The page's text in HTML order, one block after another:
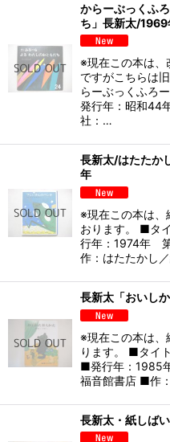
からーぶっくふ
ち」長新太/1969
※現在この本は、
ですがこちらは
らーぶっくふろ
発行年：昭和44
社：…
長新太/はたたか
年
※現在この本は、
おります。 ■タ
行年：1974年
作：はたたかし
長新太「おいし
※現在この本は、
ります。 ■タイ
■発行年：1985
福音館書店 ■作
長新太・紙しば